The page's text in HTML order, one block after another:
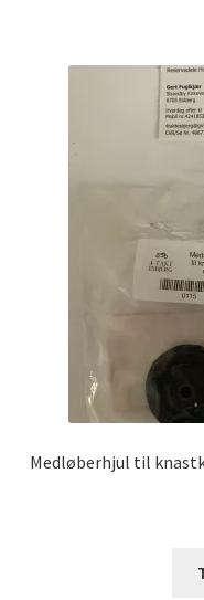
Medløberhjul til